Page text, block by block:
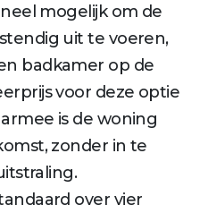
mogelijk om de
uit te voeren,
badkamer op de
voor deze optie
is de woning
zonder in te
over vier